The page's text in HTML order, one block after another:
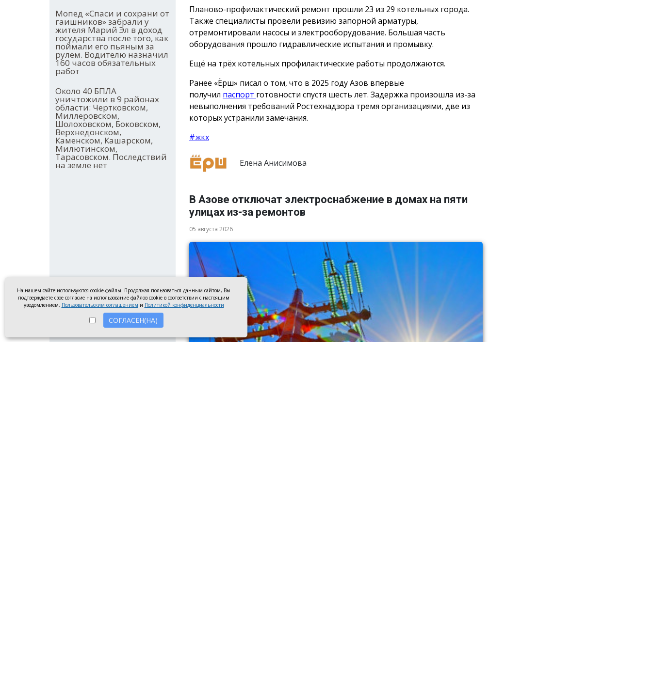
Мопед «Спаси и сохрани от
гаишников» забрали у
жителя Марий Эл в доход
государства после того, как
поймали его пьяным за
рулем. Водителю назначил
160 часов обязательных
работ
Около 40 БПЛА
уничтожили в 9 районах
области: Чертковском,
Миллеровском,
Шолоховском, Боковском,
Верхнедонском,
Каменском, Кашарском,
Милютинском,
Тарасовском. Последствий
на земле нет
Планово-профилактический ремонт прошли 23 из 29 котельных города.
Также специалисты провели ревизию запорной арматуры,
отремонтировали насосы и электрооборудование. Большая часть
оборудования прошло гидравлические испытания и промывку.
Ещё на трёх котельных профилактические работы продолжаются.
Ранее «Ёрш» писал о том, что в 2025 году Азов впервые
получил паспорт готовности спустя шесть лет. Задержка произошла из-за
невыполнения требований Ростехнадзора тремя организациями, две из
которых устранили замечания.
#жкх
Елена Анисимова
В Азове отключат электроснабжение в домах на пяти
улицах из-за ремонтов
05 августа 2026
На нашем сайте используются cookie-файлы. Продолжая пользоваться данным сайтом, Вы
подтверждаете свое согласие на использование файлов cookie в соответствии с настоящим
уведомлением, Пользовательским соглашением и Политикой конфиденциальности
СОГЛАСЕН(НА)